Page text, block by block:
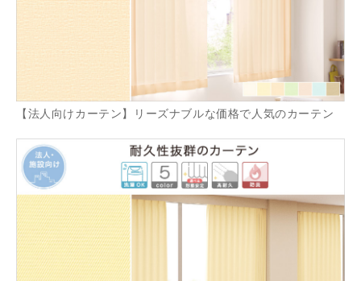
【法人向けカーテン】リーズナブルな価格で人気のカーテン